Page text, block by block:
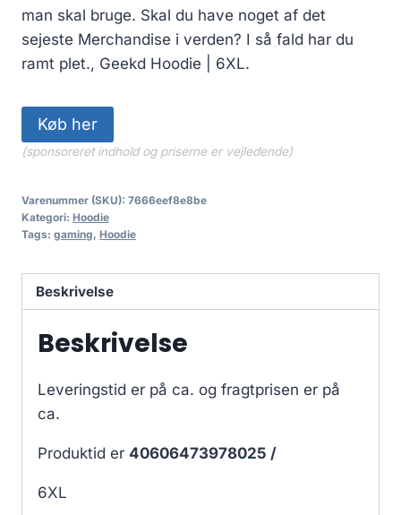
man skal bruge. Skal du have noget af det
sejeste Merchandise i verden? I så fald har du
ramt plet., Geekd Hoodie | 6XL.
Køb her
(sponsoreret indhold og priserne er vejledende)
Varenummer (SKU): 7666eef8e8be
Kategori: Hoodie
Tags: gaming, Hoodie
Beskrivelse
Beskrivelse
Leveringstid er på ca. og fragtprisen er på
ca.
Produktid er 40606473978025 /
6XL